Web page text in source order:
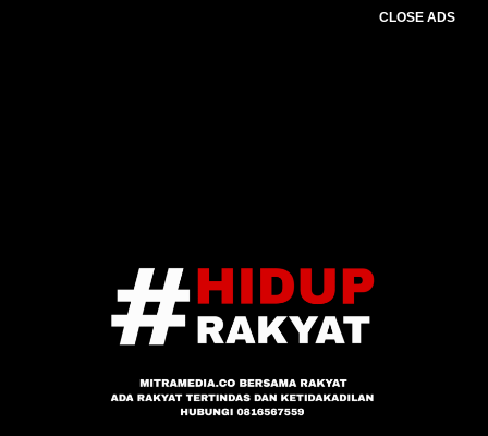
CLOSE ADS